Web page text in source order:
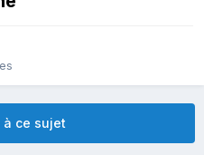
à ce sujet